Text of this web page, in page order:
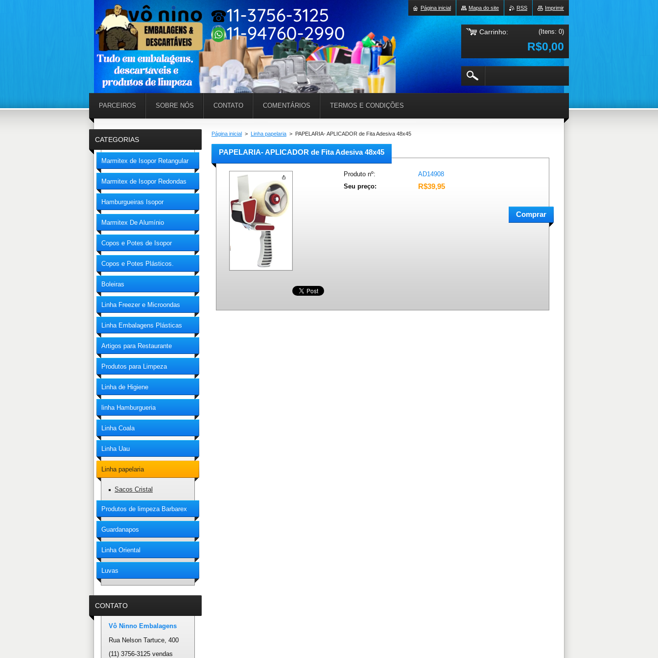
Página inicial > Linha papelaria > PAPELARIA- APLICADOR de Fita Adesiva 48x45
PAPELARIA- APLICADOR de Fita Adesiva 48x45
Produto nº:
AD14908
Seu preço:
R$39,95
CATEGORIAS
Marmitex de Isopor Retangular
Marmitex de Isopor Redondas
Hamburgueiras Isopor
Marmitex De Alumínio
Copos e Potes de Isopor
Copos e Potes Plásticos.
Boleiras
Linha Freezer e Microondas
Linha Embalagens Plásticas
Artigos para Restaurante
Produtos para Limpeza
Linha de Higiene
linha Hamburgueria
Linha Coala
Linha Uau
Linha papelaria
Sacos Cristal
Produtos de limpeza Barbarex
Guardanapos
Linha Oriental
Luvas
CONTATO
Vô Ninno Embalagens
Rua Nelson Tartuce, 400
(11) 3756-3125 vendas
PARCEIROS SOBRE NÓS CONTATO COMENTÁRIOS TERMOS E CONDIÇÕES
Imprimir
RSS
Mapa do site
Página inicial
Carrinho: (Itens: 0)
R$0,00